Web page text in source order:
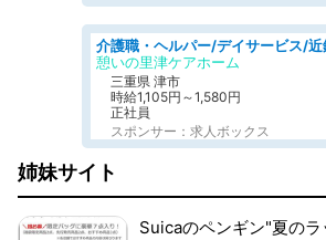
憩いの里津ケアホーム
三重県 津市
時給1,105円～1,580円
正社員
スポンサー：求人ボックス
姉妹サイト
Suicaのペンギン"夏の